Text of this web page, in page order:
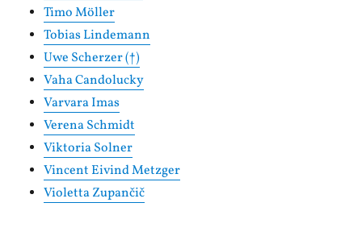
Timo Möller
Tobias Lindemann
Uwe Scherzer (†)
Vaha Candolucky
Varvara Imas
Verena Schmidt
Viktoria Solner
Vincent Eivind Metzger
Violetta Zupančič